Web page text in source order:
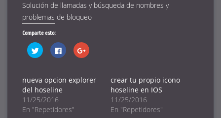
Solución de llamadas y búsqueda de nombres y
problemas de bloqueo
Comparte esto:
Haz
clic
Twitter
(Se
abre
en
una
ventana
nueva)
Haz
clic
Facebook
(Se
ventana
nueva)
Haz
clic
Google+
(Se
nueva opcion explorer
del hoseline
11/25/2016
En "Repetidores"
crear tu propio icono
hoseline en IOS
11/25/2016
En "Repetidores"